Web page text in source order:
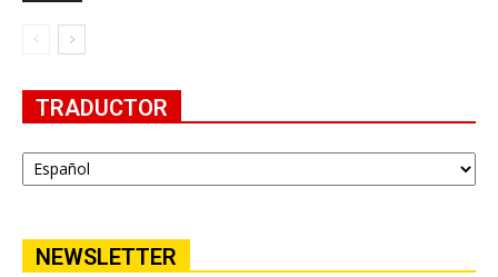
TRADUCTOR
NEWSLETTER